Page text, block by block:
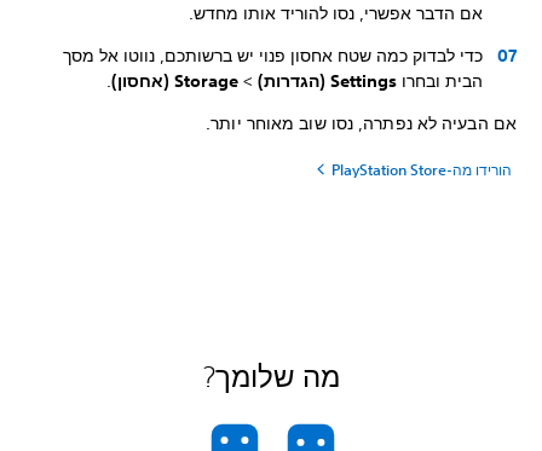
אם הדבר אפשרי, נסו להוריד אותו מחדש.
כדי לבדוק כמה שטח אחסון פנוי יש ברשותכם, נווטו אל מסך
הבית ובחרו Settings (הגדרות) > Storage (אחסון)
.
אם הבעיה לא נפתרה, נסו שוב מאוחר יותר.
הורידו מה-PlayStation Store
מה שלומך?